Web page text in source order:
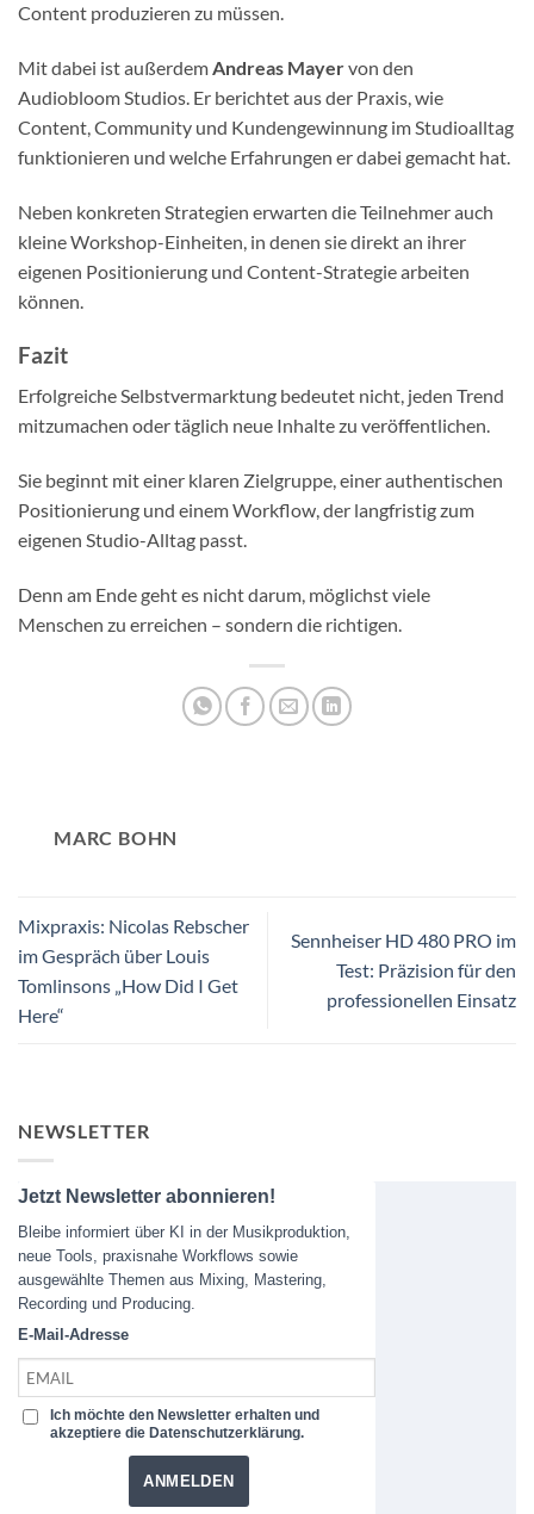
Content produzieren zu müssen.
Mit dabei ist außerdemAndreas Mayervon den
Audiobloom Studios. Er berichtet aus der Praxis, wie
Content, Community und Kundengewinnung im Studioalltag
funktionieren und welche Erfahrungen er dabei gemacht hat.
Neben konkreten Strategien erwarten die Teilnehmer auch
kleine Workshop-Einheiten, in denen sie direkt an ihrer
eigenen Positionierung und Content-Strategie arbeiten
können.
Fazit
Erfolgreiche Selbstvermarktung bedeutet nicht, jeden Trend
mitzumachen oder täglich neue Inhalte zu veröffentlichen.
Sie beginnt mit einer klaren Zielgruppe, einer authentischen
Positionierung und einem Workflow, der langfristig zum
eigenen Studio-Alltag passt.
Denn am Ende geht es nicht darum, möglichst viele
Menschen zu erreichen – sondern die richtigen.
MARC BOHN
Mixpraxis: Nicolas Rebscher
im Gespräch über Louis
Tomlinsons „How Did I Get
Here“
Sennheiser HD 480 PRO im
Test: Präzision für den
professionellen Einsatz
NEWSLETTER
Jetzt Newsletter abonnieren!
Bleibe informiert über KI in der Musikproduktion,
neue Tools, praxisnahe Workflows sowie
ausgewählte Themen aus Mixing, Mastering,
Recording und Producing.
E-Mail-Adresse
Ich möchte den Newsletter erhalten und
akzeptiere die Datenschutzerklärung.
ANMELDEN